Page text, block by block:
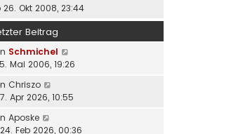
26. Okt 2008, 23:44
Beitrag
Schmichel
Mai 2006, 19:26
Chriszo
Apr 2026, 10:55
Aposke
Feb 2026, 00:36